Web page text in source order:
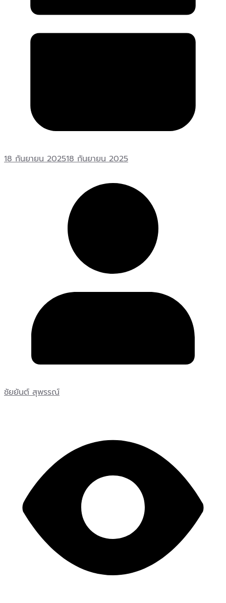
18 กันยายน 202518 กันยายน 2025
ชัยยันต์ สุพรรณ์